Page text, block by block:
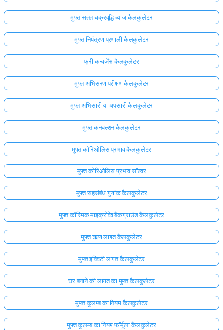
मुफ्त सतत चक्रवृद्धि ब्याज कैलकुलेटर
मुफ्त नियंत्रण प्रणाली कैलकुलेटर
फ्री कन्वर्जेंस कैलकुलेटर
मुफ्त अभिसरण परीक्षण कैलकुलेटर
मुफ्त अभिसारी या अपसारी कैलकुलेटर
मुफ्त कनवल्शन कैलकुलेटर
मुफ्त कोरिओलिस प्रभाव कैलकुलेटर
मुफ्त कोरिओलिस प्रभाव सॉल्वर
मुफ्त सहसंबंध गुणांक कैलकुलेटर
मुफ्त कॉस्मिक माइक्रोवेव बैकग्राउंड कैलकुलेटर
मुफ्त ऋण लागत कैलकुलेटर
मुफ्त इक्विटी लागत कैलकुलेटर
घर बनाने की लागत का मुफ्त कैलकुलेटर
मुफ्त कूलम्ब का नियम कैलकुलेटर
मुफ्त कूलम्ब का नियम फॉर्मूला कैलकुलेटर